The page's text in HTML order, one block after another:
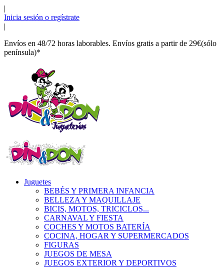
|
Inicia sesión o regístrate
|
Envíos en 48/72 horas laborables. Envíos gratis a partir de 29€(sólo
península)*
Juguetes
BEBÉS Y PRIMERA INFANCIA
BELLEZA Y MAQUILLAJE
BICIS, MOTOS, TRICICLOS...
CARNAVAL Y FIESTA
COCHES Y MOTOS BATERÍA
COCINA, HOGAR Y SUPERMERCADOS
FIGURAS
JUEGOS DE MESA
JUEGOS EXTERIOR Y DEPORTIVOS